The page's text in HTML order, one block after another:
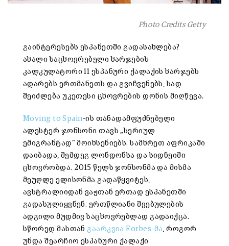
Photo Credits Getty
გაინტერესებს ესპანეთში გადასახლება?
ახალი საცხოვრებელი ხარჯების
კალკულატორი 11 ესპანური ქალაქის ხარჯებს
ადარებს ერთმანეთს და გვიჩვენებს, სად
შეიძლება უკეთესი ცხოვრების დონის მიღწევა.
Moving to Spain-ის თანადამფუძნებელი
ალესტერ ჯონსონი თავს „სერიულ
ემიგრანტად” მოიხსენიებს. სამხრეთ აფრიკაში
დაიბადა, შემდეგ ლონდონსა და სიდნეიში
ცხოვრობდა. 2015 წელს ჯონსონმა და მისმა
მეუღლე ელისონმა გადაწყვიტეს,
ავსტრალიიდან ვაჟთან ერთად ესპანეთში
გადასულიყვნენ. ერთწლიანი შვებულების
ადგილი მუდმივ საცხოვრებლად გადაიქცა.
სწორედ მასთანგაარკვია Forbes-მა, როგორ
უნდა შეარჩიო ესპანური ქალაქი